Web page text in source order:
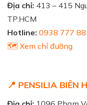
Địa chỉ: 413 – 415
TP.HCM
Hotline: 0938 777
🗺️ Xem chỉ đường
📍 PENSILIA BIÊN